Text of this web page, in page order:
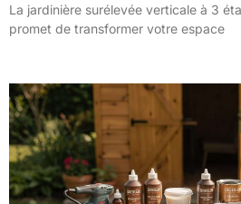
La jardinière surélevée verticale à 3
promet de transformer votre espace